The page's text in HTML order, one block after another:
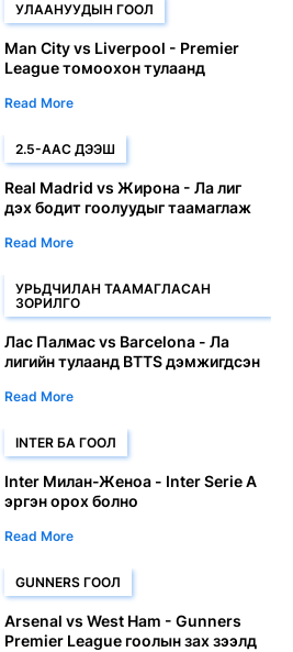
УЛААНУУДЫН ГООЛ
Man City vs Liverpool - Premier
League томоохон тулаанд
Read More
2.5-ААС ДЭЭШ
Real Madrid vs Жирона - Ла лиг
дэх бодит гоолуудыг таамаглаж
Read More
УРЬДЧИЛАН ТААМАГЛАСАН
ЗОРИЛГО
Лас Палмас vs Barcelona - Ла
лигийн тулаанд BTTS дэмжигдсэн
Read More
INTER БА ГООЛ
Inter Милан-Женоа - Inter Serie A
эргэн орох болно
Read More
GUNNERS ГООЛ
Arsenal vs West Ham - Gunners
Premier League гоолын зах зээлд